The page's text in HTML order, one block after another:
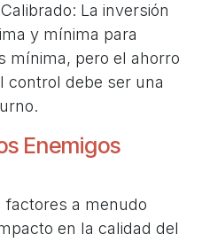
La inversión
y mínima para
mínima, pero el ahorro
control debe ser una
Enemigos
factores a menudo
en la calidad del